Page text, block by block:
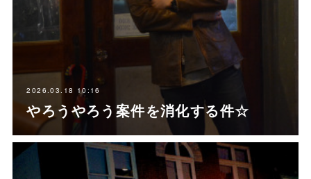
2026.03.18 10:16
やろうやろう案件を消化する件☆